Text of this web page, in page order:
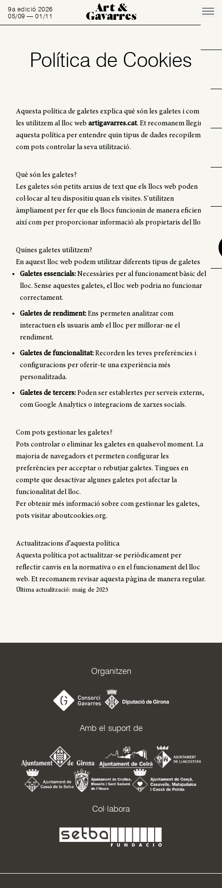
9a edició 2026
05/09 — 01/11
Art &
Gavarres
Política de Cookies
Aquesta política de galetes explica què són les galetes i com
les utilitzem al lloc web artigavarres.cat. Et recomanem llegir
aquesta política per entendre quin tipus de dades recopilem i
com pots controlar la seva utilització.
Què són les galetes?
Les galetes són petits arxius de text que els llocs web poden
col·locar al teu dispositiu quan els visites. S'utilitzen
àmpliament per fer que els llocs funcionin de manera eficient,
així com per proporcionar informació als propietaris del lloc.
Quines galetes utilitzem?
En aquest lloc web podem utilitzar diferents tipus de galetes:
Galetes essencials:Necessàries per al funcionament bàsic del
lloc. Sense aquestes galetes, el lloc web podria no funcionar
correctament.
Galetes de rendiment:Ens permeten analitzar com
interactuen els usuaris amb el lloc per millorar-ne el
rendiment.
Galetes de funcionalitat:Recorden les teves preferències i
configuracions per oferir-te una experiència més
personalitzada.
Galetes de tercers:Poden ser establertes per serveis externs,
com Google Analytics o integracions de xarxes socials.
Com pots gestionar les galetes?
Pots controlar o eliminar les galetes en qualsevol moment. La
majoria de navegadors et permeten configurar les
preferències per acceptar o rebutjar galetes. Tingues en
compte que desactivar algunes galetes pot afectar la
funcionalitat del lloc.
Per obtenir més informació sobre com gestionar les galetes,
pots visitaraboutcookies.org.
Actualitzacions d’aquesta política
Aquesta política pot actualitzar-se periòdicament per
reflectir canvis en la normativa o en el funcionament del lloc
web. Et recomanem revisar aquesta pàgina de manera regular.
Última actualització: maig de 2025
Organitzen
Amb el suport de
Col·labora